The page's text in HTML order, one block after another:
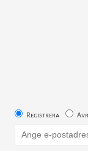
Registrera